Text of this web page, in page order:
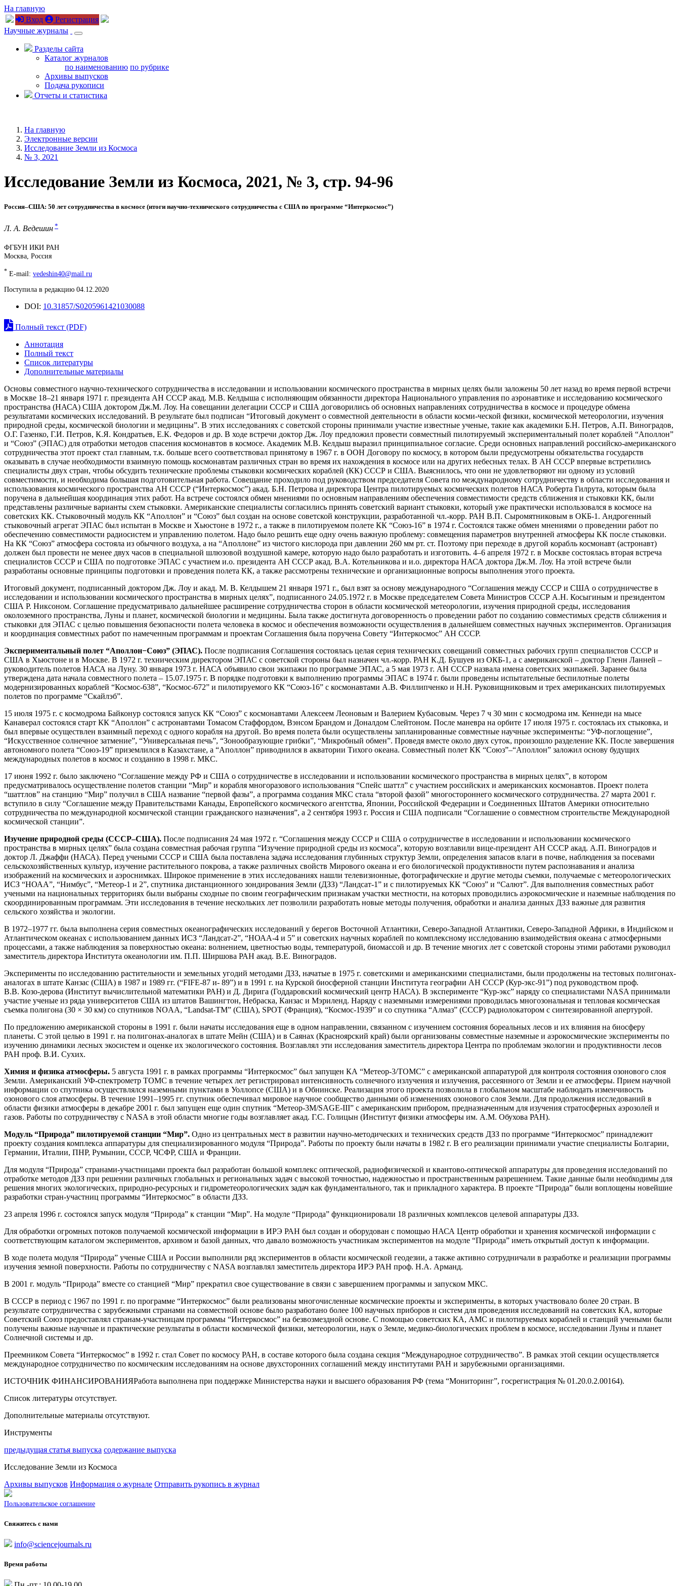
На главную
Вход
Регистрация
Научные журналы
Разделы сайта
Каталог журналов
по наименованию по рубрике
Архивы выпусков
Подача рукописи
Отчеты и статистика
На главную
Электронные версии
Исследование Земли из Космоса
№ 3, 2021
Исследование Земли из Космоса, 2021, № 3, стр. 94-96
Россия–США: 50 лет сотрудничества в космосе (итоги научно-технического сотрудничества с США по программе “Интеркосмос”)
Л. А. Ведешин *
ФГБУН ИКИ РАН
Москва, Россия
* E-mail: vedeshin40@mail.ru
Поступила в редакцию 04.12.2020
DOI: 10.31857/S0205961421030088
Полный текст (PDF)
Аннотация
Полный текст
Список литературы
Дополнительные материалы
Основы совместного научно-технического сотрудничества в исследовании и использовании космического пространства в мирных целях были заложены 50 лет назад во время первой встречи
в Москве 18–21 января 1971 г. президента АН СССР акад. М.В. Келдыша с исполняющим обязанности директора Национального управления по аэронавтике и исследованию космического
пространства (НАСА) США доктором Дж.М. Лоу. На совещании делегации СССР и США договорились об основных направлениях сотрудничества в космосе и процедуре обмена
результатами космических исследований. В результате был подписан “Итоговый документ о совместной деятельности в области косми-ческой физики, космической метеорологии, изучения
природной среды, космической биологии и медицины”. В этих исследованиях с советской стороны принимали участие известные ученые, такие как академики Б.Н. Петров, А.П. Виноградов,
О.Г. Газенко, Г.И. Петров, К.Я. Кондратьев, Е.К. Федоров и др. В ходе встречи доктор Дж. Лоу предложил провести совместный пилотируемый экспериментальный полет кораблей “Аполлон”
и “Союз” (ЭПАС) для отработки методов спасения космонавтов в космосе. Академик М.В. Келдыш выразил принципиальное согласие. Среди основных направлений российско-американского
сотрудничества этот проект стал главным, т.к. больше всего соответствовал принятому в 1967 г. в ООН Договору по космосу, в котором были предусмотрены обязательства государств
оказывать в случае необходимости взаимную помощь космонавтам различных стран во время их нахождения в космосе или на других небесных телах. В АН СССР впервые встретились
специалисты двух стран, чтобы обсудить технические проблемы стыковки космических кораблей (КК) СССР и США. Выяснилось, что они не удовлетворяют ни одному из условий
совместимости, и необходима большая подготовительная работа. Совещание проходило под руководством председателя Совета по международному сотрудничеству в области исследования и
использования космического пространства АН СССР (“Интеркосмос”) акад. Б.Н. Петрова и директора Центра пилотируемых космических полетов НАСА Роберта Гилрута, которым была
поручена в дальнейшая координация этих работ. На встрече состоялся обмен мнениями по основным направлениям обеспечения совместимости средств сближения и стыковки КК, были
представлены различные варианты схем стыковки. Американские специалисты согласились принять советский вариант стыковки, который уже практически использовался в космосе на
советских КК. Стыковочный модуль КК “Аполлон” и “Союз” был создан на основе советской конструкции, разработанной чл.-корр. РАН В.П. Сыромятниковым в ОКБ-1. Андрогенный
стыковочный агрегат ЭПАС был испытан в Москве и Хьюстоне в 1972 г., а также в пилотируемом полете КК “Союз-16” в 1974 г. Состоялся также обмен мнениями о проведении работ по
обеспечению совместимости радиосистем и управлению полетом. Надо было решить еще одну очень важную проблему: совмещения параметров внутренней атмосферы КК после стыковки.
На КК “Союз” атмосфера состояла из обычного воздуха, а на “Аполлоне” из чистого кислорода при давлении 260 мм рт. ст. Поэтому при переходе в другой корабль космонавт (астронавт)
должен был провести не менее двух часов в специальной шлюзовой воздушной камере, которую надо было разработать и изготовить. 4–6 апреля 1972 г. в Москве состоялась вторая встреча
специалистов СССР и США по подготовке ЭПАС с участием и.о. президента АН СССР акад. В.А. Котельникова и и.о. директора НАСА доктора Дж.М. Лоу. На этой встрече были
разработаны основные принципы подготовки и проведения полета КК, а также рассмотрены технические и организационные вопросы выполнения этого проекта.
Итоговый документ, подписанный доктором Дж. Лоу и акад. М. В. Келдышем 21 января 1971 г., был взят за основу международного “Соглашения между СССР и США о сотрудничестве в
исследовании и использовании космического пространства в мирных целях”, подписанного 24.05.1972 г. в Москве председателем Совета Министров СССР А.Н. Косыгиным и президентом
США Р. Никсоном. Соглашение предусматривало дальнейшее расширение сотрудничества сторон в области космической метеорологии, изучения природной среды, исследования
околоземного пространства, Луны и планет, космической биологии и медицины. Была также достигнута договоренность о проведении работ по созданию совместимых средств сближения и
стыковки для ЭПАС с целью повышения безопасности полета человека в космос и обеспечения возможности осуществления в дальнейшем совместных научных экспериментов. Организация
и координация совместных работ по намеченным программам и проектам Соглашения была поручена Совету “Интеркосмос” АН СССР.
Экспериментальный полет “Аполлон−Союз” (ЭПАС). После подписания Соглашения состоялась целая серия технических совещаний совместных рабочих групп специалистов СССР и
США в Хьюстоне и в Москве. В 1972 г. техническим директором ЭПАС с советской стороны был назначен чл.-корр. РАН К.Д. Бушуев из ОКБ-1, а с американской – доктор Гленн Ланней –
руководитель полетов НАСА на Луну. 30 января 1973 г. НАСА объявило свои экипажи по программе ЭПАС, а 5 мая 1973 г. АН СССР назвала имена советских экипажей. Заранее была
утверждена дата начала совместного полета – 15.07.1975 г. В порядке подготовки к выполнению программы ЭПАС в 1974 г. были проведены испытательные беспилотные полеты
модернизированных кораблей “Космос-638”, “Космос-672” и пилотируемого КК “Союз-16” с космонавтами А.В. Филлипченко и Н.Н. Руковищниковым и трех американских пилотируемых
полетов по программе “Скайлэб”.
15 июля 1975 г. с космодрома Байконур состоялся запуск КК “Союз” с космонавтами Алексеем Леоновым и Валерием Кубасовым. Через 7 ч 30 мин с космодрома им. Кеннеди на мысе
Канаверал состоялся старт КК “Аполлон” с астронавтами Томасом Стаффордом, Вэнсом Брандом и Доналдом Слейтоном. После маневра на орбите 17 июля 1975 г. состоялась их стыковка, и
был впервые осуществлен взаимный переход с одного корабля на другой. Во время полета были осуществлены запланированные совместные научные эксперименты: “УФ-поглощение”,
“Искусственное солнечное затмение”, “Универсальная печь”, “Зонообразующие грибки”, “Микробный обмен”. Проведя вместе около двух суток, произошло разделение КК. После завершения
автономного полета “Союз-19” приземлился в Казахстане, а “Аполлон” приводнился в акватории Тихого океана. Совместный полет КК “Союз”–“Аполлон” заложил основу будущих
международных полетов в космос и созданию в 1998 г. МКС.
17 июня 1992 г. было заключено “Соглашение между РФ и США о сотрудничестве в исследовании и использовании космического пространства в мирных целях”, в котором
предусматривалось осуществление полетов станции “Мир” и корабля многоразового использования “Спейс шаттл” с участием российских и американских космонавтов. Проект полета
“шаттлов” на станцию “Мир” получил в США название “первой фазы”, а программа создания МКС стала “второй фазой” многостороннего космического сотрудничества. 27 марта 2001 г.
вступило в силу “Соглашение между Правительствами Канады, Европейского космического агентства, Японии, Российской Федерации и Соединенных Штатов Америки относительно
сотрудничества по международной космической станции гражданского назначения”, а 2 сентября 1993 г. Россия и США подписали “Соглашение о совместном строительстве Международной
космической станции”.
Изучение природной среды (СССР–США). После подписания 24 мая 1972 г. “Соглашения между СССР и США о сотрудничестве в исследовании и использовании космического
пространства в мирных целях” была создана совместная рабочая группа “Изучение природной среды из космоса”, которую возглавили вице-президент АН СССР акад. А.П. Виноградов и
доктор Л. Джаффи (НАСА). Перед учеными СССР и США была поставлена задача исследования глубинных структур Земли, определения запасов влаги в почве, наблюдения за посевами
сельскохозяйственных культур, изучение растительного покрова, а также различных свойств Мирового океана и его биологической продуктивности путем распознавания и анализа
изображений на космических и аэроснимках. Широкое применение в этих исследованиях нашли телевизионные, фотографические и другие методы съемки, получаемые с метеорологических
ИСЗ “НОАА”, “Нимбус”, “Метеор-1 и 2”, спутника дистанционного зондирования Земли (ДЗЗ) “Ландсат-1” и с пилотируемых КК “Союз” и “Салют”. Для выполнения совместных работ
учеными на национальных территориях были выбраны сходные по своим географическим признакам участки местности, на которых проводились аэрокосмические и наземные наблюдения по
скоординированным программам. Эти исследования в течение нескольких лет позволили разработать новые методы получения, обработки и анализа данных ДЗЗ важные для развития
сельского хозяйства и экологии.
В 1972–1977 гг. была выполнена серия совместных океанографических исследований у берегов Восточной Атлантики, Северо-Западной Атлантики, Северо-Западной Африки, в Индийском и
Атлантическом океанах с использованием данных ИСЗ “Ландсат-2”, “НОАА-4 и 5” и советских научных кораблей по комплексному исследованию взаимодействия океана с атмосферными
процессами, а также наблюдения за поверхностью океана: волнением, цветностью воды, температурой, биомассой и др. В течение многих лет с советской стороны этими работами руководил
заместитель директора Института океанологии им. П.П. Ширшова РАН акад. В.Е. Виноградов.
Эксперименты по исследованию растительности и земельных угодий методами ДЗЗ, начатые в 1975 г. советскими и американскими специалистами, были продолжены на тестовых полигонах-
аналогах в штате Канзас (США) в 1987 и 1989 гг. (“FIFE-87 и- 89”) и в 1991 г. на Курской биосферной станции Института географии АН СССР (Кур-экс-91”) под руководством проф.
В.В. Козо-дерова (Институт вычислительной математики РАН) и Д. Дирига (Годдаровский космический центр НАСА). В эксперименте “Кур-экс” наряду со специалистами NASA принимали
участие ученые из ряда университетов США из штатов Вашингтон, Небраска, Канзас и Мэриленд. Наряду с наземными измерениями проводилась многозональная и тепловая космическая
съемка полигона (30 × 30 км) со спутников NOAA, “Landsat-TM” (США), SPOT (Франция), “Космос-1939” и со спутника “Алмаз” (СССР) радиолокатором с синтезированной апертурой.
По предложению американской стороны в 1991 г. были начаты исследования еще в одном направлении, связанном с изучением состояния бореальных лесов и их влияния на биосферу
планеты. С этой целью в 1991 г. на полигонах-аналогах в штате Мейн (США) и в Саянах (Красноярский край) были организованы совместные наземные и аэрокосмические эксперименты по
изучению динамики лесных экосистем и оценке их экологического состояния. Возглавлял эти исследования заместитель директора Центра по проблемам экологии и продуктивности лесов
РАН проф. В.И. Сухих.
Химия и физика атмосферы. 5 августа 1991 г. в рамках программы “Интеркосмос” был запущен КА “Метеор-3/ТОМС” с американской аппаратурой для контроля состояния озонового слоя
Земли. Американский УФ-спектрометр ТОМС в течение четырех лет регистрировал интенсивность солнечного излучения и излучения, рассеянного от Земли и ее атмосферы. Прием научной
информации со спутника осуществлялся наземными пунктами в Уоллопсе (США) и в Обнинске. Реализация этого проекта позволила в глобальном масштабе наблюдать изменчивость
озонового слоя атмосферы. В течение 1991–1995 гг. спутник обеспечивал мировое научное сообщество данными об изменениях озонового слоя Земли. Для продолжения исследований в
области физики атмосферы в декабре 2001 г. был запущен еще один спутник “Метеор-3М/SAGE-III” с американским прибором, предназначенным для изучения стратосферных аэрозолей и
газов. Работы по сотрудничеству с NASA в этой области многие годы возглавляет акад. Г.С. Голицын (Институт физики атмосферы им. А.М. Обухова РАН).
Модуль “Природа” пилотируемой станции “Мир”. Одно из центральных мест в развитии научно-методических и технических средств ДЗЗ по программе “Интеркосмос” принадлежит
проекту создания комплекса аппаратуры для специализированного модуля “Природа”. Работы по проекту были начаты в 1982 г. В его реализации принимали участие специалисты Болгарии,
Германии, Италии, ПНР, Румынии, СССР, ЧСФР, США и Франции.
Для модуля “Природа” странами-участницами проекта был разработан большой комплекс оптической, радиофизической и квантово-оптической аппаратуры для проведения исследований по
отработке методов ДЗЗ при решении различных глобальных и региональных задач с высокой точностью, надежностью и пространственным разрешением. Такие данные были необходимы для
решения многих экологических, природно-ресурсных и гидрометеорологических задач как фундаментального, так и прикладного характера. В проекте “Природа” были воплощены новейшие
разработки стран-участниц программы “Интеркосмос” в области ДЗЗ.
23 апреля 1996 г. состоялся запуск модуля “Природа” к станции “Мир”. На модуле “Природа” функционировали 18 различных комплексов целевой аппаратуры ДЗЗ.
Для обработки огромных потоков получаемой космической информации в ИРЭ РАН был создан и оборудован с помощью НАСА Центр обработки и хранения космической информации с
соответствующим каталогом экспериментов, архивом и базой данных, что давало возможность участникам экспериментов на модуле “Природа” иметь открытый доступ к информации.
В ходе полета модуля “Природа” ученые США и России выполнили ряд экспериментов в области космической геодезии, а также активно сотрудничали в разработке и реализации программы
изучения земной поверхности. Работы по сотрудничеству с NASA возглавлял заместитель директора ИРЭ РАН проф. Н.А. Арманд.
В 2001 г. модуль “Природа” вместе со станцией “Мир” прекратил свое существование в связи с завершением программы и запуском МКС.
В СССР в период с 1967 по 1991 г. по программе “Интеркосмос” были реализованы многочисленные космические проекты и эксперименты, в которых участвовало более 20 стран. В
результате сотрудничества с зарубежными странами на совместной основе было разработано более 100 научных приборов и систем для проведения исследований на советских КА, которые
Советский Союз предоставлял странам-участницам программы “Интеркосмос” на безвозмездной основе. С помощью советских КА, АМС и пилотируемых кораблей и станций учеными были
получены важные научные и практические результаты в области космической физики, метеорологии, наук о Земле, медико-биологических проблем в космосе, исследовании Луны и планет
Солнечной системы и др.
Прeемником Совета “Интеркосмос” в 1992 г. стал Совет по космосу РАН, в составе которого была создана секция “Международное сотрудничество”. В рамках этой секции осуществляется
международное сотрудничество по космическим исследованиям на основе двухсторонних соглашений между институтами РАН и зарубежными организациями.
ИСТОЧНИК ФИНАНСИРОВАНИЯРабота выполнена при поддержке Министерства науки и высшего образования РФ (тема “Мониторинг”, госрегистрация № 01.20.0.2.00164).
Список литературы отсутствует.
Дополнительные материалы отсутствуют.
Инструменты
предыдущая статья выпуска содержание выпуска
Исследование Земли из Космоса
Архивы выпусков Информация о журнале Отправить рукопись в журнал
Пользовательское соглашение
Свяжитесь с нами
info@sciencejournals.ru
Время работы